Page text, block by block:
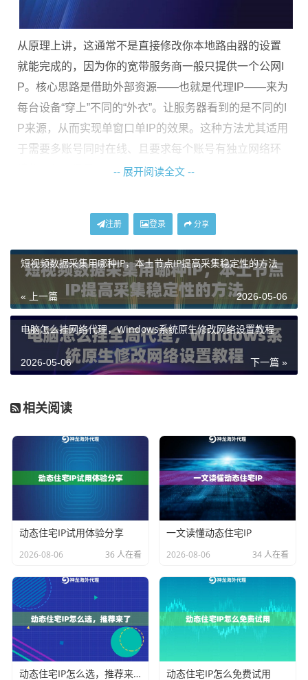
从原理上讲，这通常不是直接修改你本地路由器的设置
就能完成的，因为你的宽带服务商一般只提供一个公网I
P。核心思路是借助外部资源——也就是代理IP——来为
每台设备“穿上”不同的“外衣”。让服务器看到的是不同的I
P来源，从而实现单窗口单IP的效果。这种方法尤其适用
于需要多账号同时在线、且要求每个账号有独立网络环
础网络技术：软路由多拨。这虽然不是实现单窗口单IP
的唯一前提，但它能提供更强大的网络底层支持。简单
来说，多拨就是利用软路由系统，让一条物理宽带线
路，通过虚拟拨号的方式，模拟出多条宽带连接。如果
运营商支持，理论上可以获得多个独立的公网IP出口。
现实情况是，很多地区的运营商已经限制了多拨，或者
但“IP不变”）。
P分配，已经越来越不可靠。但它仍然有价值：一是可以
叠加带宽，提升总网速；二是可以与代理IP方案结合，
形成更稳定、更灵活的网络架构。例如，你可以将不同
的代理IP线路，绑定到软路由多拨产生的不同虚拟网口
上，实现流量的初步分流。
核心方案：代理IP实现单窗口单IP
无论你的基础网络是单线还是多拨，要实现最稳定、最
可控的单窗口单IP，目前最主流和有效的方法就是使用
专业的代理IP服务。其核心逻辑是：工作室的每台电
脑，或者电脑上的每个浏览器/应用程序，通过一个独立
的代理IP通道去访问目标服务器。这样，目标服务器看
-- 展开阅读全文 --
注册 登录 分享
短视频数据采集用哪种IP，本土节点IP提高采集稳定性的方法
« 上一篇 2026-05-06
电脑怎么挂网络代理，Windows系统原生修改网络设置教程
下一篇 »
2026-05-06
相关阅读
动态住宅IP试用体验分享
2026-08-06 36 人在看
一文读懂动态住宅IP
2026-08-06 34 人在看
动态住宅IP怎么选，推荐来了 动态住宅IP怎么免费试用